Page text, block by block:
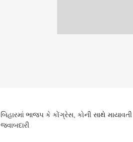
બિહારમાં ભાજપ કે કોંગ્રેસ, કોની સાથે
જવાબદારી